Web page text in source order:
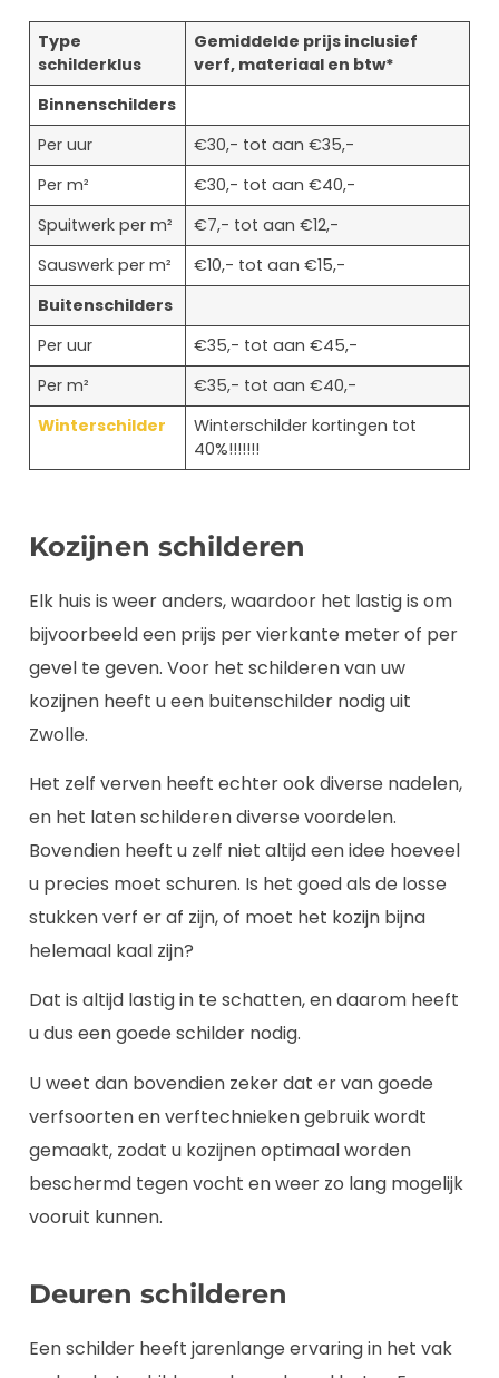
Type
schilderklus
Gemiddelde prijs inclusief
verf, materiaal en btw*
Binnenschilders
Per uur
€30,- tot aan €35,-
Per m²
€30,- tot aan €40,-
Spuitwerk per m²
€7,- tot aan €12,-
Sauswerk per m²
€10,- tot aan €15,-
Buitenschilders
Per uur
€35,- tot aan €45,-
Per m²
€35,- tot aan €40,-
Winterschilder
Winterschilder kortingen tot
40%!!!!!!!
Kozijnen schilderen
Elk huis is weer anders, waardoor het lastig is om
bijvoorbeeld een prijs per vierkante meter of per
gevel te geven. Voor het schilderen van uw
kozijnen heeft u een buitenschilder nodig uit
Zwolle.
Het zelf verven heeft echter ook diverse nadelen,
en het laten schilderen diverse voordelen.
Bovendien heeft u zelf niet altijd een idee hoeveel
u precies moet schuren. Is het goed als de losse
stukken verf er af zijn, of moet het kozijn bijna
helemaal kaal zijn?
Dat is altijd lastig in te schatten, en daarom heeft
u dus een goede schilder nodig.
U weet dan bovendien zeker dat er van goede
verfsoorten en verftechnieken gebruik wordt
gemaakt, zodat u kozijnen optimaal worden
beschermd tegen vocht en weer zo lang mogelijk
vooruit kunnen.
Deuren schilderen
Een schilder heeft jarenlange ervaring in het vak